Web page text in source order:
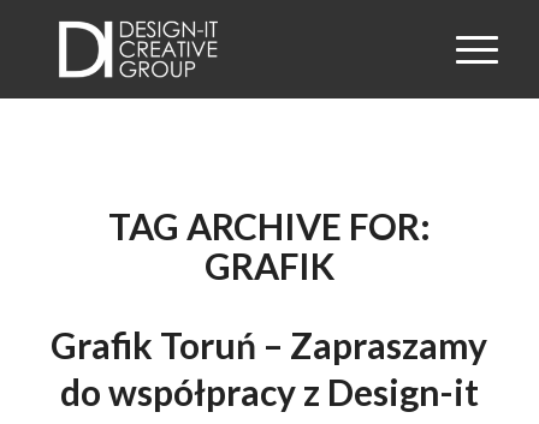
TAG ARCHIVE FOR:
GRAFIK
Grafik Toruń – Zapraszamy
do współpracy z Design-it